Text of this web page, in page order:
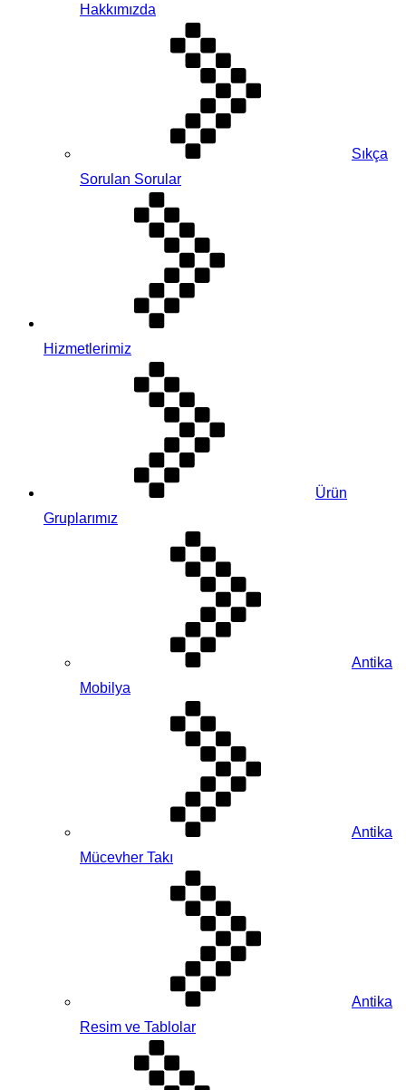
Hakkımızda
Sıkça
Sorulan Sorular
Hizmetlerimiz
Ürün
Gruplarımız
Antika
Mobilya
Antika
Mücevher Takı
Antika
Resim ve Tablolar